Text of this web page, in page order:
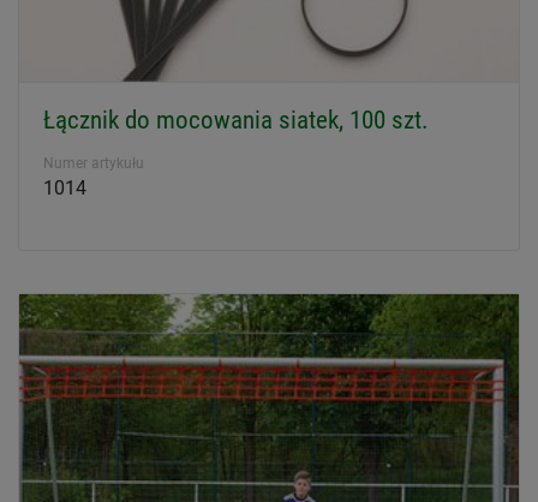
Łącznik do mocowania siatek, 100 szt.
Numer artykułu
1014